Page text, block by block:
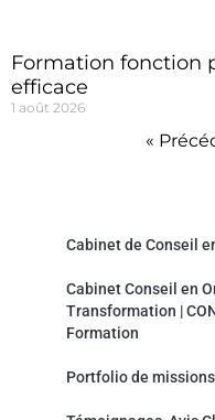
Formation fonction
efficace
1 août 2026
«
Cabinet de Conseil
Cabinet Conseil en
Transformation |
Formation
Portfolio de